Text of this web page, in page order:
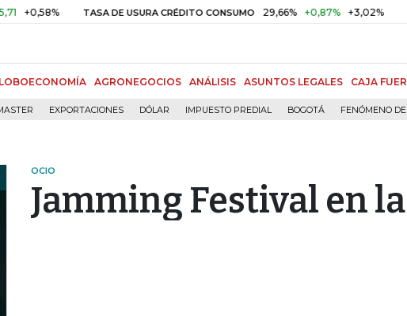
TASA DE USURA CRÉDITO CONSUMO 29,66% +0,87% +3,02% DTF
AGRONEGOCIOS ANÁLISIS ASUNTOS LEGALES CAJA
EXPORTACIONES DÓLAR IMPUESTO PREDIAL BOGOTÁ FENÓMENO
OCIO
Jamming Festival en